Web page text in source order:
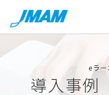
eラー
導入事例